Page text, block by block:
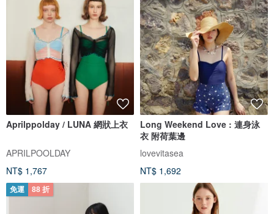
Aprilppolday / LUNA 網狀上衣
APRILPOOLDAY
NT$ 1,767
Long Weekend Love : 連身泳
衣 附荷葉邊
lovevitasea
NT$ 1,692
免運 88 折